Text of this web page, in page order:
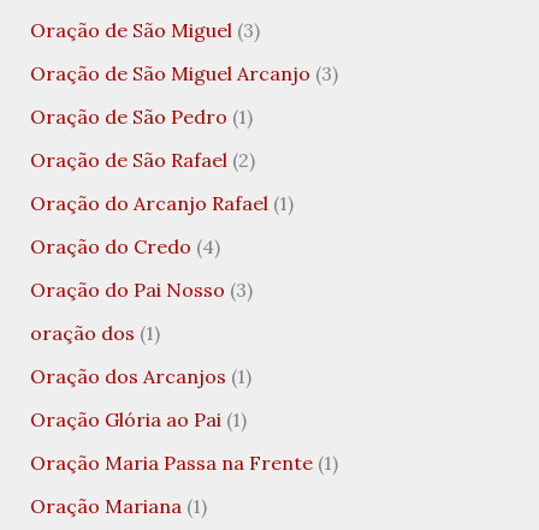
Oração de São Miguel (3)
Oração de São Miguel Arcanjo (3)
Oração de São Pedro (1)
Oração de São Rafael (2)
Oração do Arcanjo Rafael (1)
Oração do Credo (4)
Oração do Pai Nosso (3)
oração dos (1)
Oração dos Arcanjos (1)
Oração Glória ao Pai (1)
Oração Maria Passa na Frente(1)
Oração Mariana (1)